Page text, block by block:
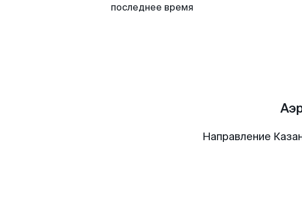
последнее время
Направление